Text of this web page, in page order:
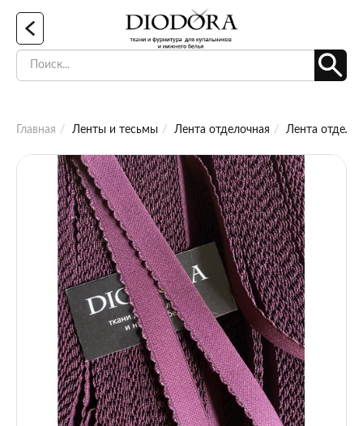
Главная Ленты и тесьмы Лента отделочная Лента